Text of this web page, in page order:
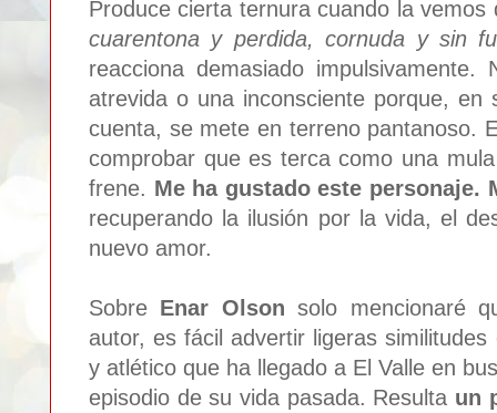
Produce cierta ternura cuando la
cuarentona y perdida, cornuda y sin
reacciona demasiado
atrevida o una inconsciente porque,
cuenta, se mete en terreno pantanoso.
comprobar que es terca como una
frene. Me ha gustado este personaje.
recuperando la ilusión por la vida, el
nuevo amor.
Sobre Enar Olson solo mencionaré
autor, es fácil advertir ligeras
y atlético que ha llegado a El Valle en
episodio de su vida pasada. Resulta un